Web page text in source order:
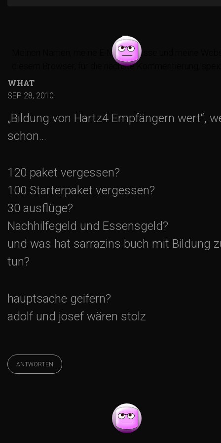
g
s
N
a
v
i
g
a
i
Meinen Namen, meine E-Mail-Adresse und meine
diesem Browser, für die nächste Kommentierung,
WHAT
SEP 28, 2010
„Bildung von Hartz4 Empfängern wert“,
schon…
120 paket vergessen?
100 Starterpaket vergessen?
30 ausflüge?
Nachhilfegeld und Essensgeld?
und was hat sarrazins buch mit Bildung
tun?
hauptsache geifern?
adolf und josef wären stolz
ANTWORTEN